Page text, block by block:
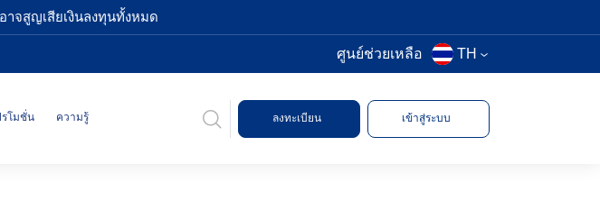
าจสูญเสียเงินลงทุนทั้งหมด
ศูนย์ช่วยเหลือ TH
รโมชั่น ความรู้ ลงทะเบียน เข้าสู่ระบบ